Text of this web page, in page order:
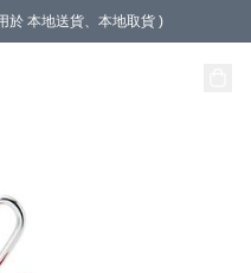
於 本地送貨、本地取貨 )